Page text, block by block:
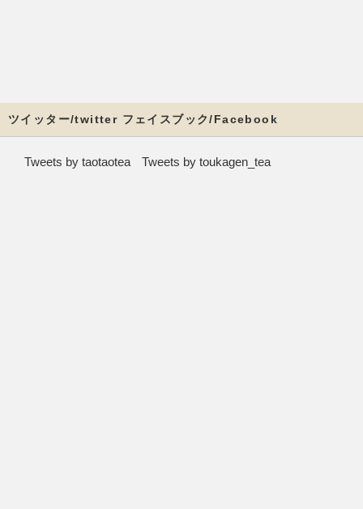
ツイッター/twitter フェイスブック/Facebook
Tweets by taotaotea Tweets by toukagen_tea